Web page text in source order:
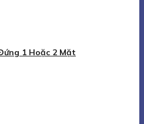
1 Hoặc 2 Mặt